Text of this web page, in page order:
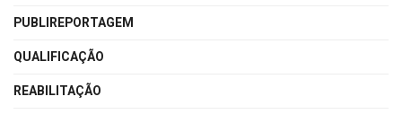
PUBLIREPORTAGEM
QUALIFICAÇÃO
REABILITAÇÃO